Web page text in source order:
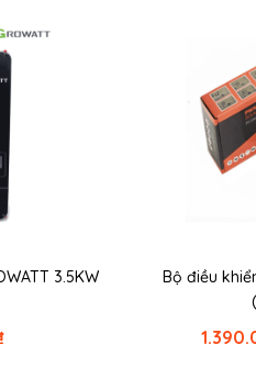
3.5KW
Bộ điều